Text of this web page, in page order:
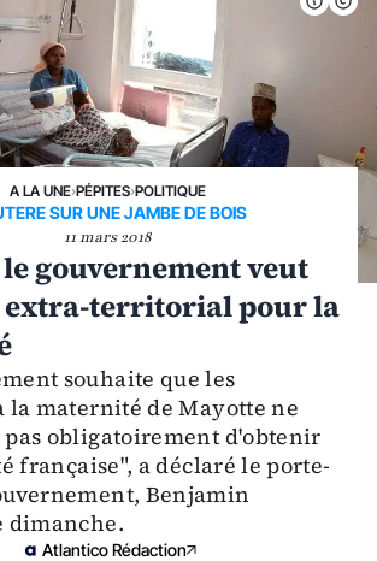
A LA UNE›PÉPITES›POLITIQUE
SUR UNE JAMBE DE BOIS
11 mars 2018
gouvernement veut
territorial pour la
souhaite que les
la maternité de Mayotte ne
obligatoirement d'obtenir
française", a déclaré le porte-
Benjamin
dimanche.
Atlantico Rédaction